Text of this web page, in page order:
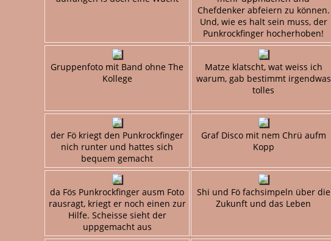
Chefdenker abfeiern zu können.
Und, wie es halt sein muss, der
Punkrockfinger hocherhoben!
Gruppenfoto mit Band ohne The
Kollege
Matze klatscht, wat weiss ich
warum, gab bestimmt irgendwas
tolles
der Fö kriegt den Punkrockfinger
nich runter und hattes sich
bequem gemacht
Graf Disco mit nem Chrü aufm
Kopp
da Fös Punkrockfinger ausm Foto
rausragt, kriegt er noch einen zur
Hilfe. Scheisse sieht der
uppgemacht aus
Shi und Fö fachsimpeln über die
Zukunft und das Leben